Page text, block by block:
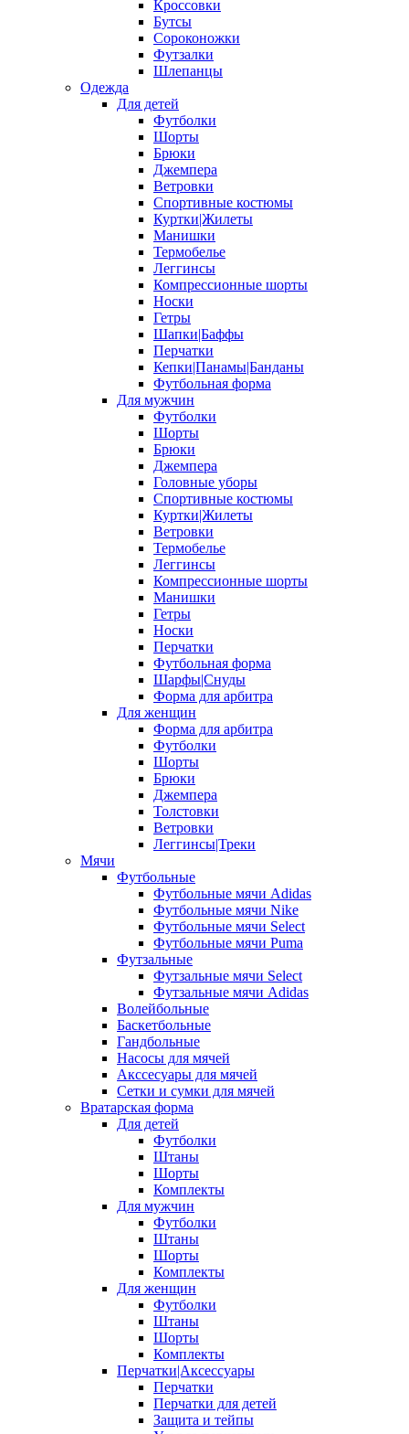
Кроссовки
Бутсы
Сороконожки
Футзалки
Шлепанцы
Одежда
Для детей
Футболки
Шорты
Брюки
Джемпера
Ветровки
Спортивные костюмы
Куртки|Жилеты
Манишки
Термобелье
Леггинсы
Компрессионные шорты
Носки
Гетры
Шапки|Баффы
Перчатки
Кепки|Панамы|Банданы
Футбольная форма
Для мужчин
Футболки
Шорты
Брюки
Джемпера
Головные уборы
Спортивные костюмы
Куртки|Жилеты
Ветровки
Термобелье
Леггинсы
Компрессионные шорты
Манишки
Гетры
Носки
Перчатки
Футбольная форма
Шарфы|Снуды
Форма для арбитра
Для женщин
Форма для арбитра
Футболки
Шорты
Брюки
Джемпера
Толстовки
Ветровки
Леггинсы|Треки
Мячи
Футбольные
Футбольные мячи Adidas
Футбольные мячи Nike
Футбольные мячи Select
Футбольные мячи Puma
Футзальные
Футзальные мячи Select
Футзальные мячи Adidas
Волейбольные
Баскетбольные
Гандбольные
Насосы для мячей
Акссесуары для мячей
Сетки и сумки для мячей
Вратарская форма
Для детей
Футболки
Штаны
Шорты
Комплекты
Для мужчин
Футболки
Штаны
Шорты
Комплекты
Для женщин
Футболки
Штаны
Шорты
Комплекты
Перчатки|Аксессуары
Перчатки
Перчатки для детей
Защита и тейпы